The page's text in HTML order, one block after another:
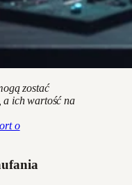
zostać
a ich wartość na
o